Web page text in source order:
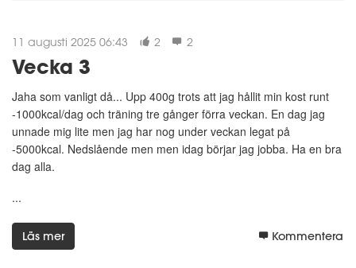
11 augusti 2025 06:43 2 2
Vecka 3
Jaha som vanligt då... Upp 400g trots att jag hållit min kost runt
-1000kcal/dag och träning tre gånger förra veckan. En dag jag
unnade mig lite men jag har nog under veckan legat på
-5000kcal. Nedslående men men idag börjar jag jobba. Ha en bra
dag alla.
...
Läs mer Kommentera